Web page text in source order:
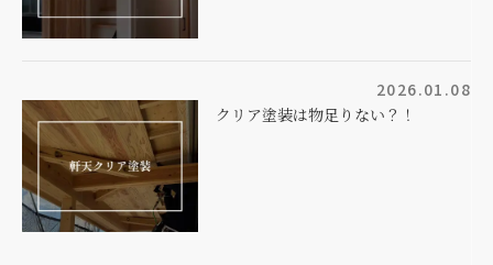
2026.01.08
クリア塗装は物足りない？！